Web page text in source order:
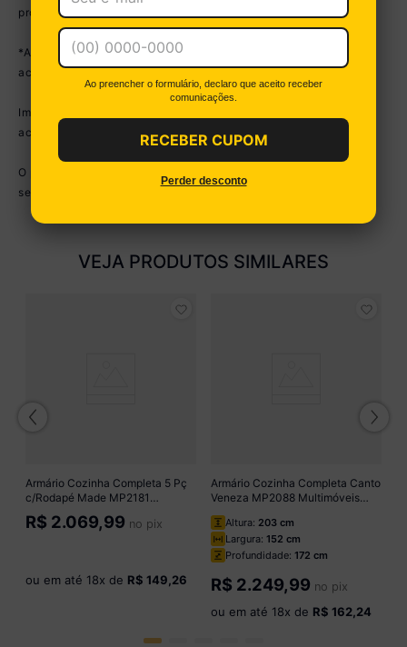
produto.
*As cores do produto podem sofrer variações de tonalidade de
acordo com as configurações do seu dispositivo.
Imagem meramente ilustrativa. Decoração e eletros não
acompanham o produto.
O produto será entregue desmontado e não disponibilizamos o
serviço de montagem.
VEJA PRODUTOS SIMILARES
Armário Cozinha Completa 5 Pç
c/Rodapé Made MP2181
Multimóveis + Brinde Jogo de
Panelas Tramontina Branco/Preto
R$ 2.069,99 no pix
ou em até 18x de R$ 149,26
Armário Cozinha Completa Canto
Veneza MP2088 Multimóveis
Tramontina
Altura: 203 cm
Largura: 152 cm
Profundidade: 172 cm
R$ 2.249,99 no pix
ou em até 18x de R$ 162,24
Ao preencher o formulário, declaro que aceito receber
comunicações.
RECEBER CUPOM
Perder desconto